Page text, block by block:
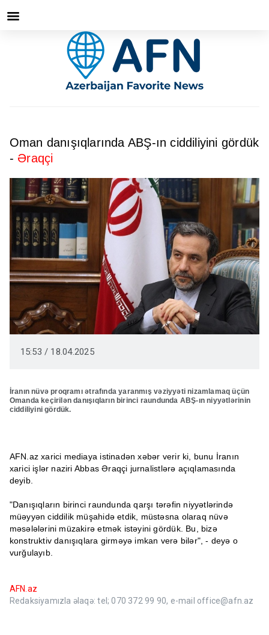
Oman danışıqlarında ABŞ-ın ciddiliyini gördük
- Əraqçi
15:53 / 18.04.2025
İranın nüvə proqramı ətrafında yaranmış vəziyyəti nizamlamaq üçün
Omanda keçirilən danışıqların birinci raundunda ABŞ-ın niyyətlərinin
ciddiliyini gördük.
AFN.az xarici mediaya istinadən xəbər verir ki, bunu İranın
xarici işlər naziri Abbas Əraqçi jurnalistlərə açıqlamasında
deyib.
"Danışıqların birinci raundunda qarşı tərəfin niyyətlərində
müəyyən ciddilik müşahidə etdik, müstəsna olaraq nüvə
məsələlərini müzakirə etmək istəyini gördük. Bu, bizə
konstruktiv danışıqlara girməyə imkan verə bilər", - deyə o
vurğulayıb.
AFN.az
Redaksiyamızla əlaqə: tel; 070 372 99 90, e-mail office@afn.az